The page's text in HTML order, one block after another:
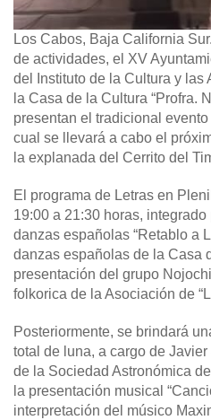
Los Cabos, Baja California
de actividades, el XV
del Instituto de la Cultura y las
la Casa de la Cultura “Profra.
presentan el tradicional evento
cual se llevará a cabo el
la explanada del Cerrito del
El programa de Letras en
19:00 a 21:30 horas,
danzas españolas “Retablo a
danzas españolas de la Casa
presentación del grupo
folkorica de la Asociación de
Posteriormente, se brindará
total de luna, a cargo de
de la Sociedad Astronómica
la presentación musical
interpretación del músico